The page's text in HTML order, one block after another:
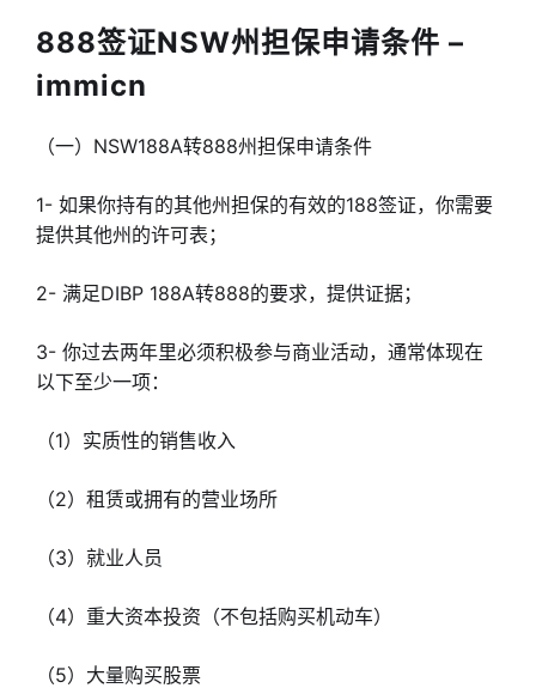
888签证NSW州担保申请条件 –
immicn
（一）NSW188A转888州担保申请条件
1- 如果你持有的其他州担保的有效的188签证，你需要
提供其他州的许可表；
2- 满足DIBP 188A转888的要求，提供证据；
3- 你过去两年里必须积极参与商业活动，通常体现在
以下至少一项：
（1）实质性的销售收入
（2）租赁或拥有的营业场所
（3）就业人员
（4）重大资本投资（不包括购买机动车）
（5）大量购买股票